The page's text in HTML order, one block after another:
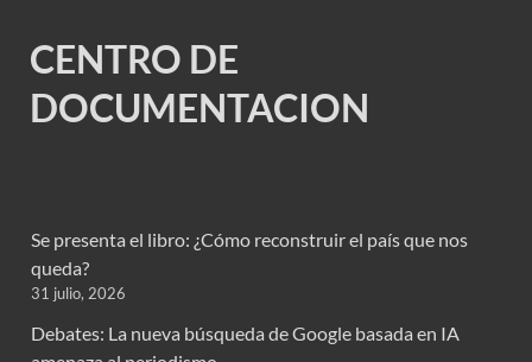
CENTRO DE
DOCUMENTACION
Se presenta el libro: ¿Cómo reconstruir el país que nos
queda?
31 julio, 2026
Debates: La nueva búsqueda de Google basada en IA